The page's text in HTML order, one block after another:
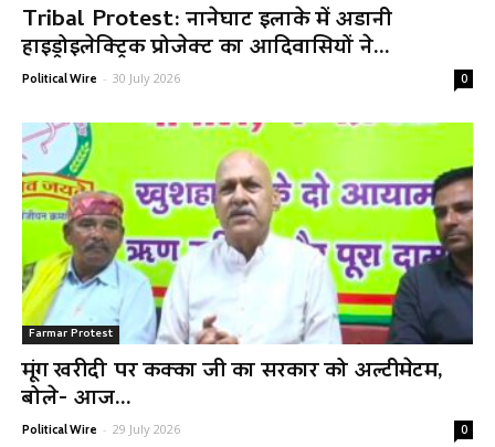
Tribal Protest: नानेघाट इलाके में अडानी
हाइड्रोइलेक्ट्रिक प्रोजेक्ट का आदिवासियों ने...
Political Wire - 30 July 2026 0
Farmar Protest
मूंग खरीदी पर कक्का जी का सरकार को अल्टीमेटम,
बोले- आज...
Political Wire - 29 July 2026 0